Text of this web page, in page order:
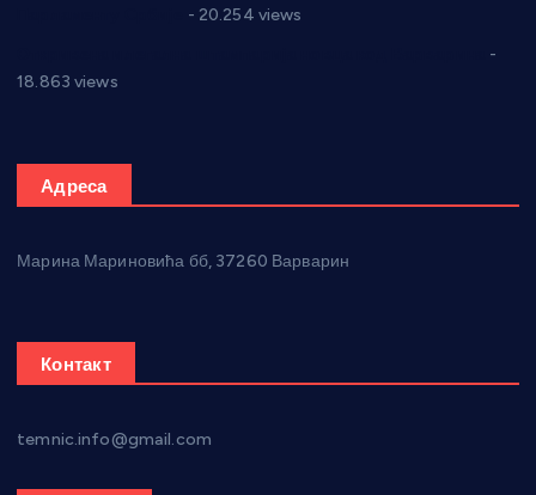
- 20.254 views
-
18.863 views
Адреса
Марина Мариновића бб, 37260 Варварин
Контакт
temnic.info@gmail.com